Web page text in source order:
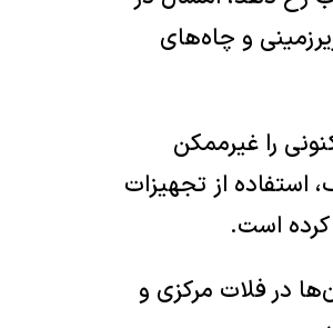
و چاه‌های
را غیرممکن
استفاده از تجهیزات
کرده است.
در فلات مرکزی و